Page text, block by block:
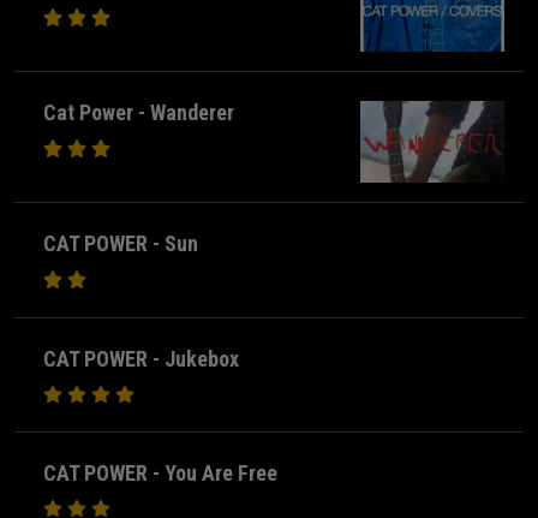
Cat Power - Wanderer
CAT POWER - Sun
CAT POWER - Jukebox
CAT POWER - You Are Free